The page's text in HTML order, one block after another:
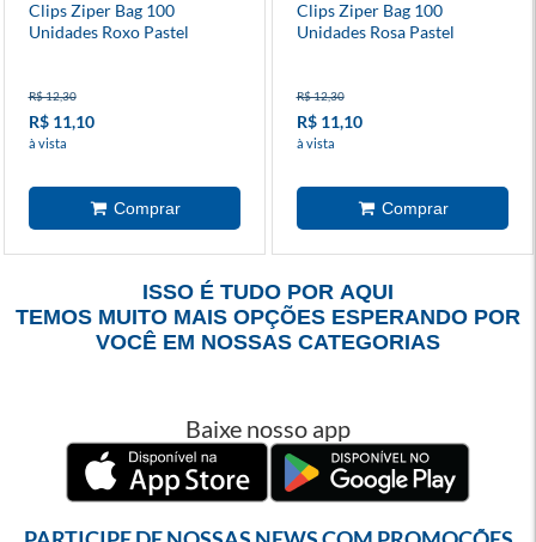
Clips Ziper Bag 100
Unidades Roxo Pastel
R$ 12,30
R$ 11,10
à vista
Clips Ziper Bag 100
Unidades Rosa Pastel
R$ 12,30
R$ 11,10
à vista
ISSO É TUDO POR AQUI
TEMOS MUITO MAIS OPÇÕES ESPERANDO POR
VOCÊ EM NOSSAS CATEGORIAS
Baixe nosso app